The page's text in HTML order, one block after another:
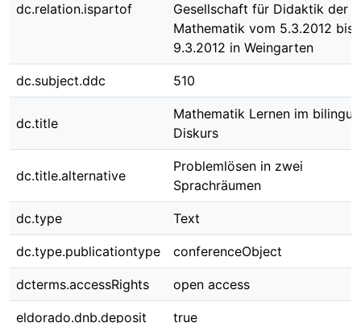
dc.relation.ispartof
Gesellschaft für Didaktik der
Mathematik vom 5.3.2012 bis
9.3.2012 in Weingarten
dc.subject.ddc 510
dc.title
Mathematik Lernen im
Diskurs
dc.title.alternative
Problemlösen in zwei
Sprachräumen
dc.type Text
dc.type.publicationtype conferenceObject
dcterms.accessRights open access
eldorado.dnb.deposit true